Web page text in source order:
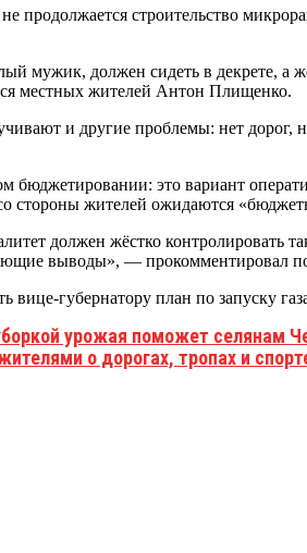
продолжается строительство
мужик, должен сидеть в декрете,
местных жителей Антон Плищенко.
и другие проблемы: нет
это вариант
со стороны жителей ожидаются
должен жёстко
выводы», — прокомментировал
вице-губернатору план по запуску
урожая поможет селянам
о дорогах, тропах и